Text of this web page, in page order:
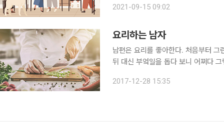
은 제법 서운하다. 나이 든 사람끼리
2021-09-15 09:02
요리하는 남자
남편은 요리를 좋아한다. 처음부터
뒤 대신 부엌일을 돕다 보니 어쩌다
예쁘게 장식하는 것에는 별 관심이 없
2017-12-28 15:35